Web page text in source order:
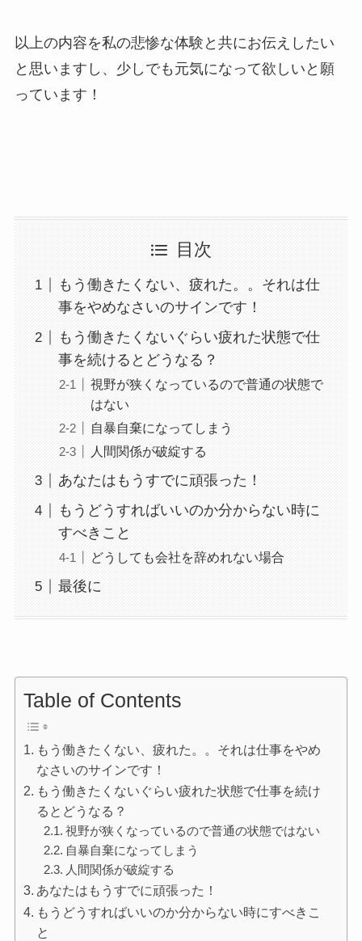
以上の内容を私の悲惨な体験と共にお伝えしたい
と思いますし、少しでも元気になって欲しいと願
っています！
目次
もう働きたくない、疲れた。。それは仕
事をやめなさいのサインです！
もう働きたくないぐらい疲れた状態で仕
事を続けるとどうなる？
視野が狭くなっているので普通の状態で
はない
自暴自棄になってしまう
人間関係が破綻する
あなたはもうすでに頑張った！
もうどうすればいいのか分からない時に
すべきこと
どうしても会社を辞めれない場合
最後に
Table of Contents
もう働きたくない、疲れた。。それは仕事をやめ
なさいのサインです！
もう働きたくないぐらい疲れた状態で仕事を続け
るとどうなる？
視野が狭くなっているので普通の状態ではない
自暴自棄になってしまう
人間関係が破綻する
あなたはもうすでに頑張った！
もうどうすればいいのか分からない時にすべきこ
と